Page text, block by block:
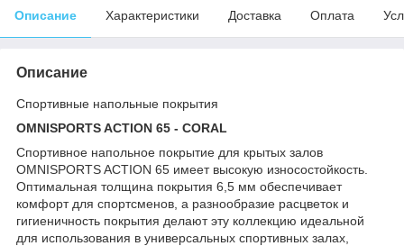
Описание Характеристики Доставка Оплата
Описание
Спортивные напольные покрытия
OMNISPORTS ACTION 65 - CORAL
Спортивное напольное покрытие для крытых залов
OMNISPORTS ACTION 65 имеет высокую износостойкость.
Оптимальная толщина покрытия 6,5 мм обеспечивает
комфорт для спортсменов, а разнообразие расцветок и
гигиеничность покрытия делают эту коллекцию идеальной
для использования в универсальных спортивных залах,